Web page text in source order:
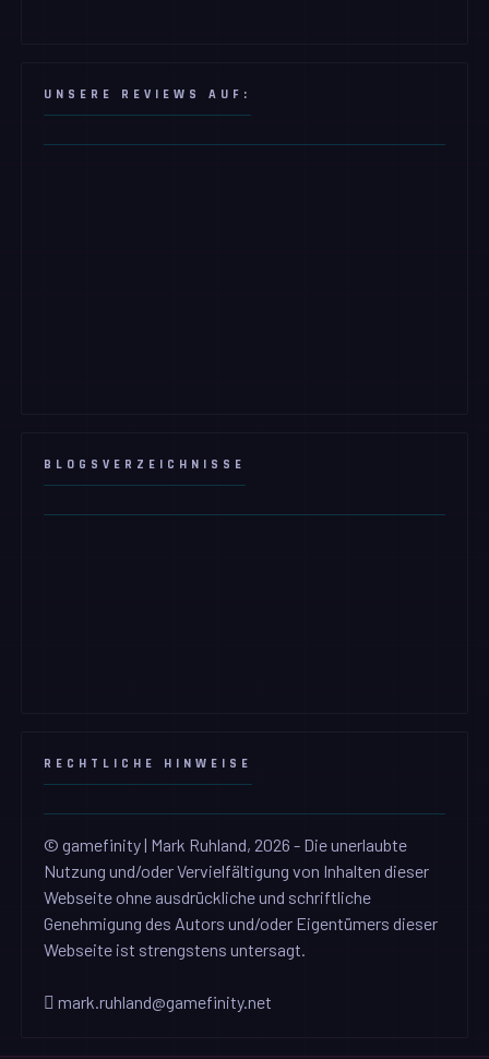
UNSERE REVIEWS AUF:
BLOGSVERZEICHNISSE
RECHTLICHE HINWEISE
© gamefinity | Mark Ruhland, 2026 - Die unerlaubte
Nutzung und/oder Vervielfältigung von Inhalten dieser
Webseite ohne ausdrückliche und schriftliche
Genehmigung des Autors und/oder Eigentümers dieser
Webseite ist strengstens untersagt.
mark.ruhland@gamefinity.net